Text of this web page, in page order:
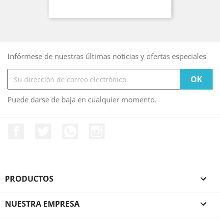
Infórmese de nuestras últimas noticias y ofertas especiales
Puede darse de baja en cualquier momento.
PRODUCTOS 
NUESTRA EMPRESA 